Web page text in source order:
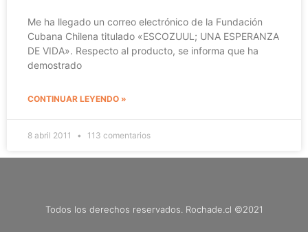
Me ha llegado un correo electrónico de la Fundación
Cubana Chilena titulado «ESCOZUUL; UNA ESPERANZA
DE VIDA». Respecto al producto, se informa que ha
demostrado
CONTINUAR LEYENDO »
8 abril 2011 113 comentarios
Todos los derechos reservados. Rochade.cl ©2021